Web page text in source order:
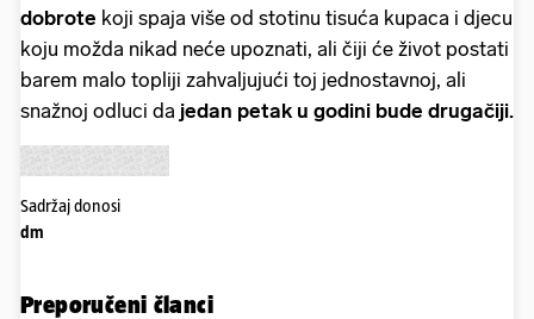
dobrote koji spaja više od stotinu tisuća kupaca i djecu
koju možda nikad neće upoznati, ali čiji će život postati
barem malo topliji zahvaljujući toj jednostavnoj, ali
snažnoj odluci da jedan petak u godini bude drugačiji.
Sadržaj donosi
dm
Preporučeni članci